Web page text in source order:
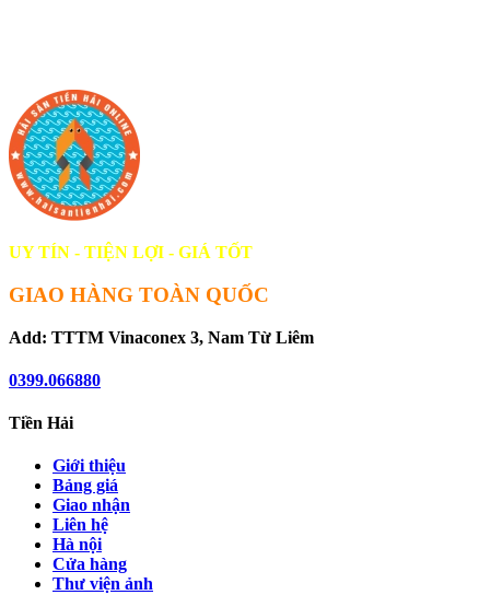
UY TÍN - TIỆN LỢI - GIÁ TỐT
GIAO HÀNG TOÀN QUỐC
Add: TTTM Vinaconex 3, Nam Từ Liêm
0399.066880
Tiền Hải
Giới thiệu
Bảng giá
Giao nhận
Liên hệ
Hà nội
Cửa hàng
Thư viện ảnh